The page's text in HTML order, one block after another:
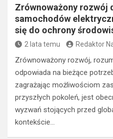
Zrównoważony rozwój
samochodów
się do ochrony
2 lata temu Redaktor
Zrównoważony rozwój,
odpowiada na bieżące
zagrażając możliwościom
przyszłych pokoleń, jest
wyzwań stojących przed
kontekście…